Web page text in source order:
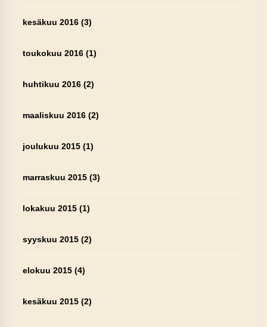
kesäkuu 2016(3)
toukokuu 2016(1)
huhtikuu 2016(2)
maaliskuu 2016(2)
joulukuu 2015(1)
marraskuu 2015(3)
lokakuu 2015(1)
syyskuu 2015(2)
elokuu 2015(4)
kesäkuu 2015(2)